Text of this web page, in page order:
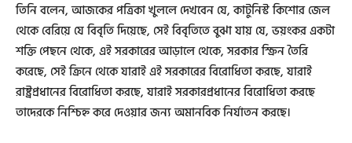
তিনি বলেন, আজকের পত্রিকা খুললে দেখবেন যে, কাটুনিস্ট কিশোর জেল
থেকে বেরিয়ে যে বিবৃতি দিয়েছে, সেই বিবৃতিতে বুঝা যায় যে, ভয়ংকর একটা
শক্তি পেছনে থেকে, এই সরকারের আড়ালে থেকে, সরকার স্ক্রিন তৈরি
করেছে, সেই ক্রিনে থেকে যারাই এই সরকারের বিরোধিতা করছে, যারাই
রাষ্ট্রপ্রধানের বিরোধিতা করছে, যারাই সরকারপ্রধানের বিরোধিতা করছে
তাদেরকে নিশ্চিহ্ন করে দেওয়ার জন্য অমানবিক নির্যাতন করছে।